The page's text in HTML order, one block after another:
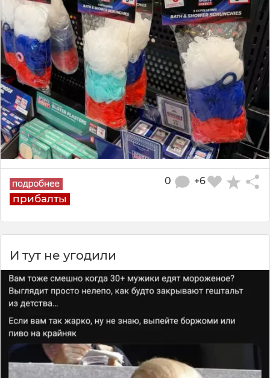
прибалты
+6
0
И тут не угодили